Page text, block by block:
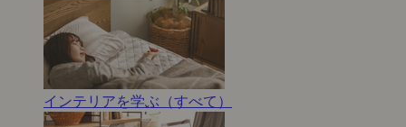
インテリアを学ぶ（すべて）